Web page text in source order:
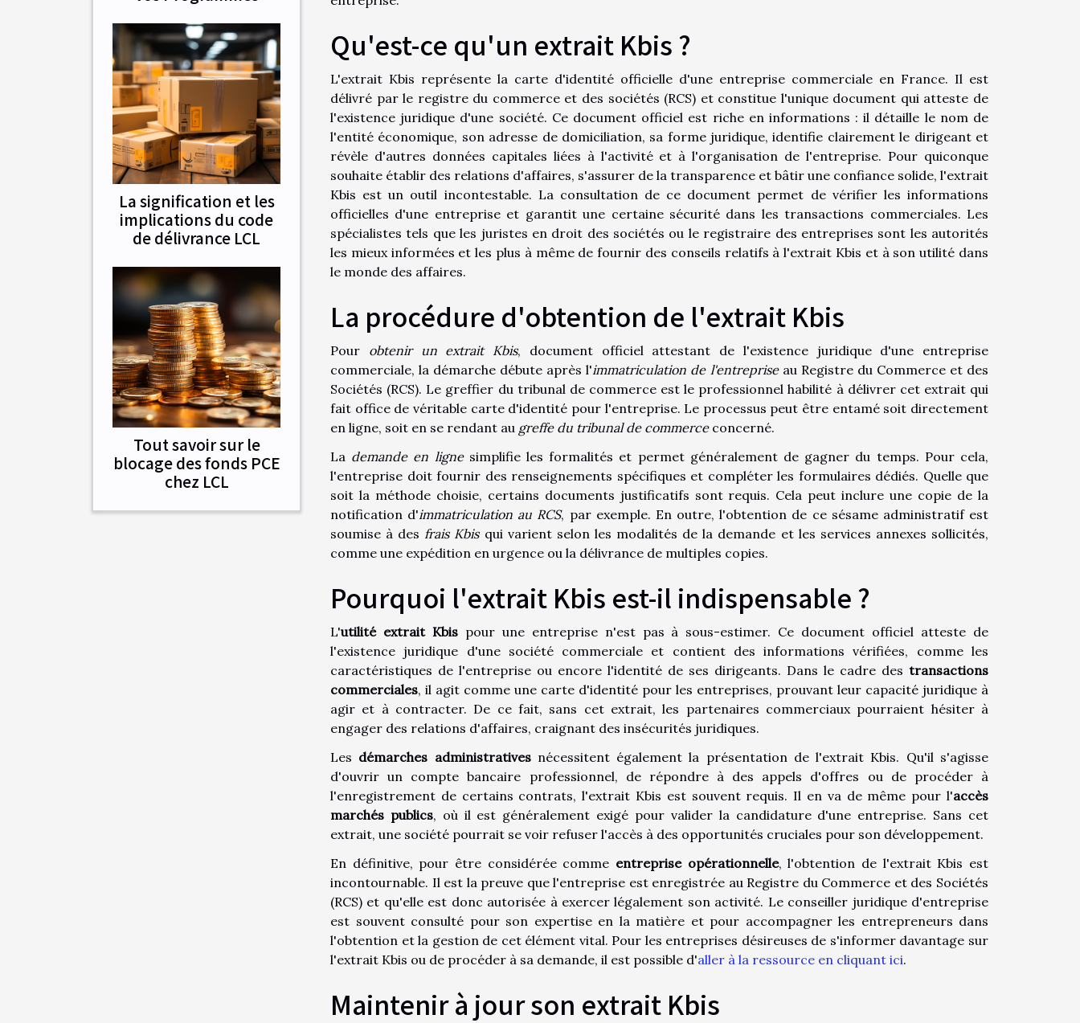
La signification et les
implications du code
de délivrance LCL
Tout savoir sur le
blocage des fonds PCE
chez LCL
Qu'est-ce qu'un extrait Kbis ?
L'extrait Kbis représente la carte d'identité officielle d'une entreprise commerciale en France. Il est
délivré par le registre du commerce et des sociétés (RCS) et constitue l'unique document qui atteste de
l'existence juridique d'une société. Ce document officiel est riche en informations : il détaille le nom de
l'entité économique, son adresse de domiciliation, sa forme juridique, identifie clairement le dirigeant et
révèle d'autres données capitales liées à l'activité et à l'organisation de l'entreprise. Pour quiconque
souhaite établir des relations d'affaires, s'assurer de la transparence et bâtir une confiance solide, l'extrait
Kbis est un outil incontestable. La consultation de ce document permet de vérifier les informations
officielles d'une entreprise et garantit une certaine sécurité dans les transactions commerciales. Les
spécialistes tels que les juristes en droit des sociétés ou le registraire des entreprises sont les autorités
les mieux informées et les plus à même de fournir des conseils relatifs à l'extrait Kbis et à son utilité dans
le monde des affaires.
La procédure d'obtention de l'extrait Kbis
Pour obtenir un extrait Kbis, document officiel attestant de l'existence juridique d'une entreprise
commerciale, la démarche débute après l'immatriculation de l'entrepriseau Registre du Commerce et des
Sociétés (RCS). Le greffier du tribunal de commerce est le professionnel habilité à délivrer cet extrait qui
fait office de véritable carte d'identité pour l'entreprise. Le processus peut être entamé soit directement
en ligne, soit en se rendant au greffe du tribunal de commerceconcerné.
La demande en lignesimplifie les formalités et permet généralement de gagner du temps. Pour cela,
l'entreprise doit fournir des renseignements spécifiques et compléter les formulaires dédiés. Quelle que
soit la méthode choisie, certains documents justificatifs sont requis. Cela peut inclure une copie de la
notification d'immatriculation au RCS, par exemple. En outre, l'obtention de ce sésame administratif est
soumise à des frais Kbisqui varient selon les modalités de la demande et les services annexes sollicités,
comme une expédition en urgence ou la délivrance de multiples copies.
Pourquoi l'extrait Kbis est-il indispensable ?
L'utilité extrait Kbispour une entreprise n'est pas à sous-estimer. Ce document officiel atteste de
l'existence juridique d'une société commerciale et contient des informations vérifiées, comme les
caractéristiques de l'entreprise ou encore l'identité de ses dirigeants. Dans le cadre des transactions
commerciales, il agit comme une carte d'identité pour les entreprises, prouvant leur capacité juridique à
agir et à contracter. De ce fait, sans cet extrait, les partenaires commerciaux pourraient hésiter à
engager des relations d'affaires, craignant des insécurités juridiques.
Les démarches administrativesnécessitent également la présentation de l'extrait Kbis. Qu'il s'agisse
d'ouvrir un compte bancaire professionnel, de répondre à des appels d'offres ou de procéder à
l'enregistrement de certains contrats, l'extrait Kbis est souvent requis. Il en va de même pour l'accès
marchés publics, où il est généralement exigé pour valider la candidature d'une entreprise. Sans cet
extrait, une société pourrait se voir refuser l'accès à des opportunités cruciales pour son développement.
En définitive, pour être considérée comme entreprise opérationnelle, l'obtention de l'extrait Kbis est
incontournable. Il est la preuve que l'entreprise est enregistrée au Registre du Commerce et des Sociétés
(RCS) et qu'elle est donc autorisée à exercer légalement son activité. Le conseiller juridique d'entreprise
est souvent consulté pour son expertise en la matière et pour accompagner les entrepreneurs dans
l'obtention et la gestion de cet élément vital. Pour les entreprises désireuses de s'informer davantage sur
l'extrait Kbis ou de procéder à sa demande, il est possible d'aller à la ressource en cliquant ici.
Maintenir à jour son extrait Kbis